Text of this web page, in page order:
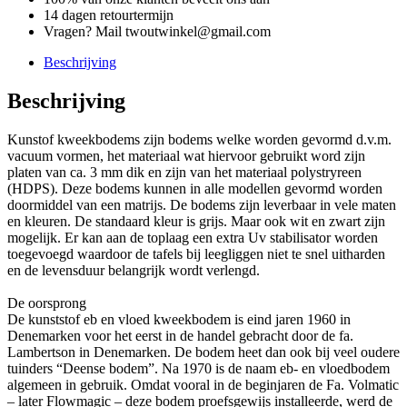
14 dagen retourtermijn
Vragen? Mail twoutwinkel@gmail.com
Beschrijving
Beschrijving
Kunstof kweekbodems zijn bodems welke worden gevormd d.v.m.
vacuum vormen, het materiaal wat hiervoor gebruikt word zijn
platen van ca. 3 mm dik en zijn van het materiaal polystryreen
(HDPS). Deze bodems kunnen in alle modellen gevormd worden
doormiddel van een matrijs. De bodems zijn leverbaar in vele maten
en kleuren. De standaard kleur is grijs. Maar ook wit en zwart zijn
mogelijk. Er kan aan de toplaag een extra Uv stabilisator worden
toegevoegd waardoor de tafels bij leegliggen niet te snel uitharden
en de levensduur belangrijk wordt verlengd.
De oorsprong
De kunststof eb en vloed kweekbodem is eind jaren 1960 in
Denemarken voor het eerst in de handel gebracht door de fa.
Lambertson in Denemarken. De bodem heet dan ook bij veel oudere
tuinders “Deense bodem”. Na 1970 is de naam eb- en vloedbodem
algemeen in gebruik. Omdat vooral in de beginjaren de Fa. Volmatic
– later Flowmagic – deze bodem proefsgewijs installeerde, werd de